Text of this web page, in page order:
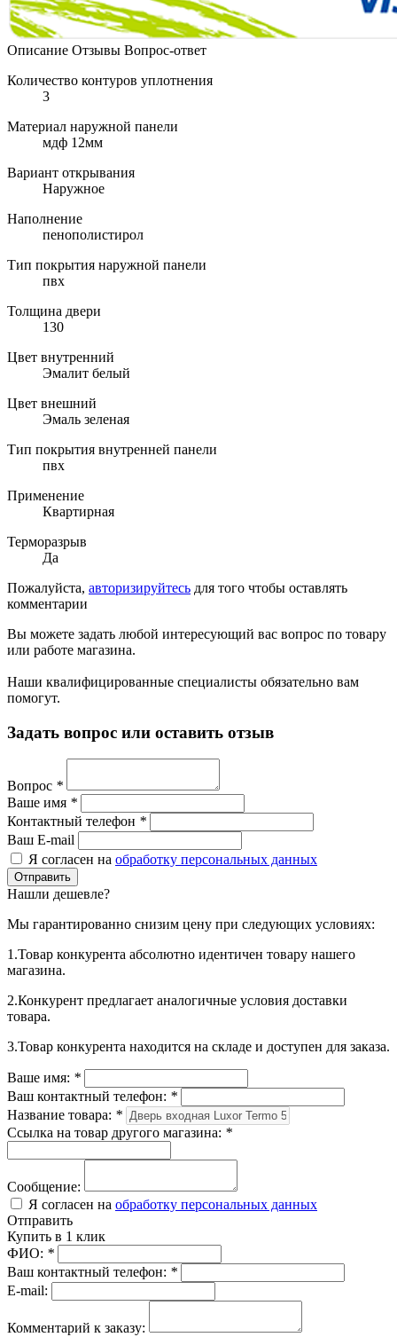
Описание Отзывы Вопрос-ответ
Количество контуров уплотнения
3
Материал наружной панели
мдф 12мм
Вариант открывания
Наружное
Наполнение
пенополистирол
Тип покрытия наружной панели
пвх
Толщина двери
130
Цвет внутренний
Эмалит белый
Цвет внешний
Эмаль зеленая
Тип покрытия внутренней панели
пвх
Применение
Квартирная
Терморазрыв
Да
Пожалуйста, авторизируйтесь для того чтобы оставлять
комментарии
Вы можете задать любой интересующий вас вопрос по товару
или работе магазина.
Наши квалифицированные специалисты обязательно вам
помогут.
Задать вопрос или оставить отзыв
Вопрос *
Ваше имя *
Контактный телефон *
Ваш E-mail
Я согласен на обработку персональных данных
Нашли дешевле?
Мы гарантированно снизим цену при следующих условиях:
1.Товар конкурента абсолютно идентичен товару нашего
магазина.
2.Конкурент предлагает аналогичные условия доставки
товара.
3.Товар конкурента находится на складе и доступен для заказа.
Ваше имя: *
Ваш контактный телефон: *
Название товара: *
Ссылка на товар другого магазина: *
Сообщение:
Я согласен на обработку персональных данных
Отправить
Купить в 1 клик
ФИО: *
Ваш контактный телефон: *
E-mail:
Комментарий к заказу: